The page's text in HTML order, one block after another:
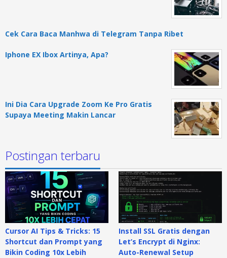
Cek Cara Baca Manhwa di Telegram Tanpa Ribet
Iphone EX Ibox Artinya, Apa?
Ini Dia Cara Upgrade Zoom Ke Pro Gratis
Supaya Meeting Makin Lancar
Postingan terbaru
Cursor AI Tips & Tricks: 15
Shortcut dan Prompt yang
Bikin Coding 10x Lebih
Install SSL Gratis dengan
Let’s Encrypt di Nginx:
Auto-Renewal Setup